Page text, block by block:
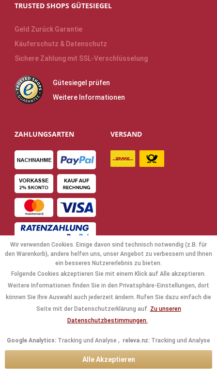
TRUSTED SHOPS GÜTESIEGEL
Geld Zurück Garantie
Käuferschutz & Datenschutz
Sichere Zahlung mit SSL-Verschlüsselung
Gütesiegel prüfen
Weitere Informationen
ZAHLUNGSARTEN VERSAND
NAVIGATION
INFORMATIONEN
Wir verwenden Cookies. Einige davon sind technisch notwendig (z.B. für
den Warenkorb), andere helfen uns, unser Angebot zu verbessern und Ihnen
ein besseres Nutzererlebnis zu bieten.
Folgende Cookies akzeptieren Sie mit einem Klick auf Alle akzeptieren.
Weitere Informationen finden Sie in den Privatsphäre-Einstellungen, dort
können Sie Ihre Auswahl auch jederzeit ändern. Rufen Sie dazu einfach die
Seite mit der Datenschutzerklärung auf. Zu unseren
Datenschutzbestimmungen.
Google Analytics: Tracking und Analyse , releva.nz: Tracking und Analyse
Alle Akzeptieren